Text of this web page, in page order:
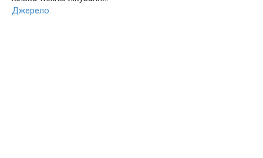
Джерело.